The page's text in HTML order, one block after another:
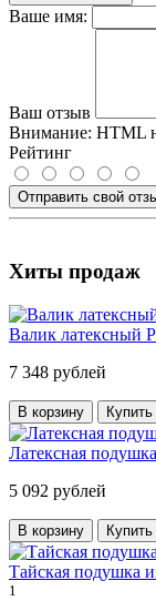
Ваше имя:
Ваш отзыв
Внимание: HTML
Рейтинг
Отправить свой
Хиты продаж
Валик латексный
7 348 рублей
В корзину
Латексная
5 092 рублей
В корзину
Тайская подушка
1